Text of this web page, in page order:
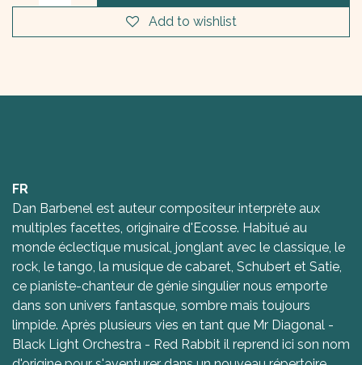
Add to wishlist
FR
Dan Barbenel est auteur compositeur interprète aux
multiples facettes, originaire d'Ecosse. Habitué au
monde éclectique musical, jonglant avec le classique, le
rock, le tango, la musique de cabaret, Schubert et Satie,
ce pianiste-chanteur de génie singulier nous emporte
dans son univers fantasque, sombre mais toujours
limpide. Après plusieurs vies en tant que Mr Diagonal -
Black Light Orchestra - Red Rabbit il reprend ici son nom